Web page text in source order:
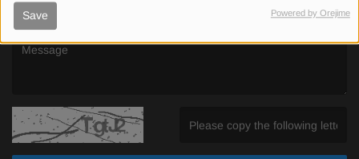
Save Powered by Orejime